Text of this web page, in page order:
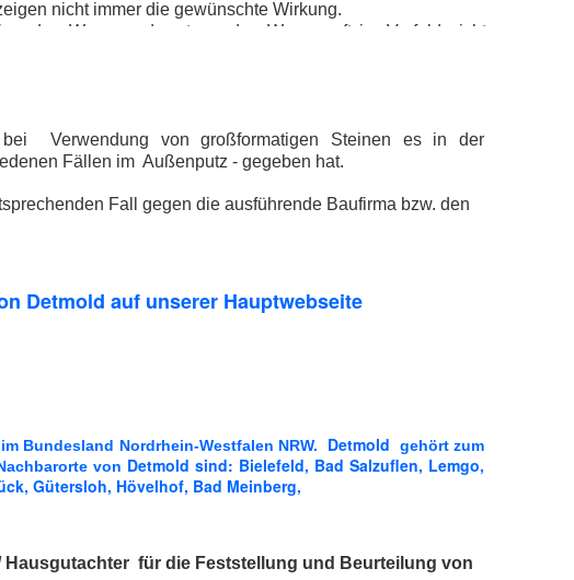
nicht immer die gewünschte Wirkung.
Wasser oder stauendes Wasser oft im Vorfeld nicht
Verwendung von großformatigen Steinen es in der
Fällen im Außenputz - gegeben hat.
Fall gegen die ausführende Baufirma bzw. den
Bundesland Nordrhein-Westfalen NRW. Detmold gehört zum
von Detmold sind: Bielefeld, Bad Salzuflen, Lemgo,
Gütersloh, Hövelhof, Bad Meinberg,
Detmold auf unserer Hauptwebseite
für die Feststellung und Beurteilung von